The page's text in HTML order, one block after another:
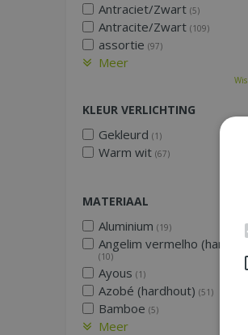
Antraciet/Zwart (5)
Antracite/Zwart (109)
assortie (97)
Meer
KLEUR VERLICHTING
Gekleurd (1)
Warm wit (67)
MATERIAAL
Aluminium (19)
Angelim vermelho
(10)
Ayous (1)
Azobé (hardhout) (51)
Bamboe (5)
Meer